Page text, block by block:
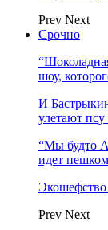
Prev Next
Срочно
шоу,
И
улетают
“Мы будто
идет
Экошефство
Prev Next